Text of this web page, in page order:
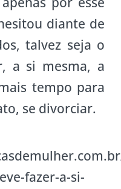
diante de
talvez seja o
a si mesma, a
tempo para
se divorciar.
fazer-a-si-